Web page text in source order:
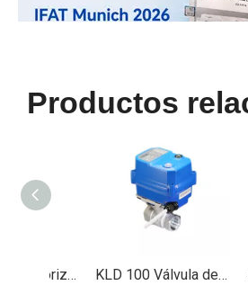
IFAT Del 4 al 7 de mayo de 2026,
Productos
KLD 100 Válvula de bola motorizada de puerto completo de 2 vías (1/2 'a 1-1/4 ')